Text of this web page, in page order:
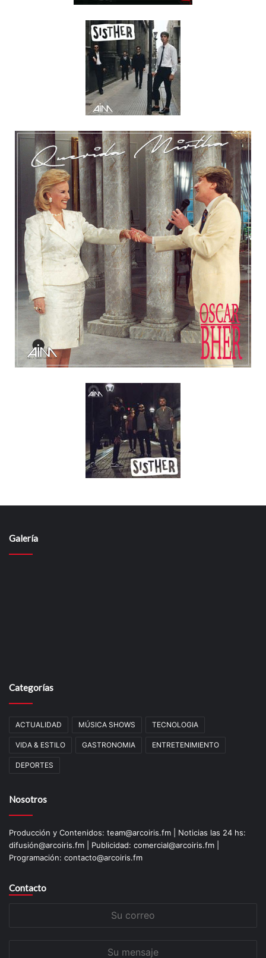
Galería
Categorías
ACTUALIDAD MÚSICA SHOWS TECNOLOGIA
VIDA & ESTILO GASTRONOMIA ENTRETENIMIENTO
DEPORTES
Nosotros
Producción y Contenidos: team@arcoiris.fm | Noticias las 24 hs:
difusión@arcoiris.fm | Publicidad: comercial@arcoiris.fm |
Programación: contacto@arcoiris.fm
Contacto